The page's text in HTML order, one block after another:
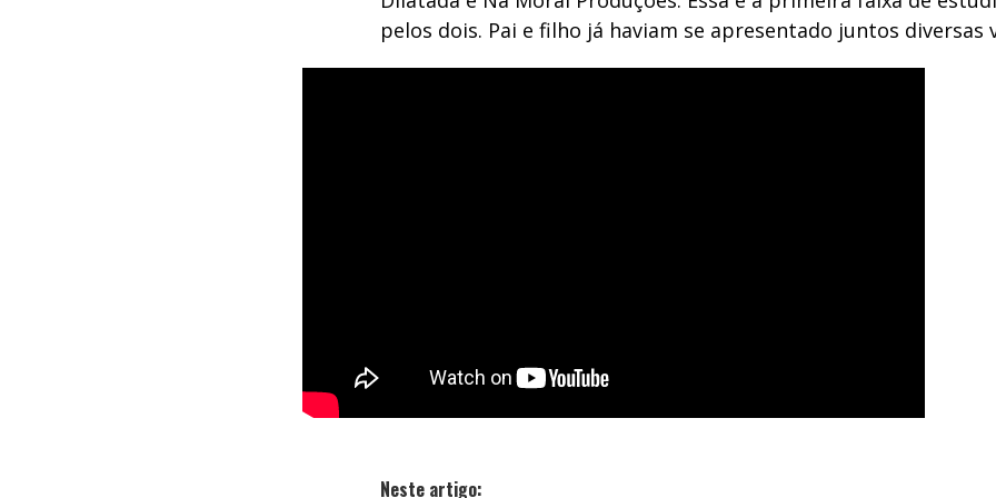
pelos dois. Pai e filho já haviam se apresentado juntos diversas
Neste artigo: